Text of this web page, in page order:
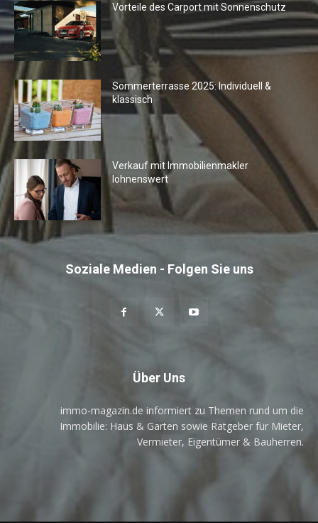
Vorteile des Carport mit Sonnenschutz
Sommerterrasse 2025: Individuell &
klassisch
Verkauf mit Immobilienmakler
lohnenswert
Soziale Medien - Folgen Sie uns
Über Uns
immo-magazin.de informiert zu Themen rund um die
Immobilie: Haus & Garten sowie Ratgeber für Mieter,
Vermieter, Eigentümer & Bauherren.